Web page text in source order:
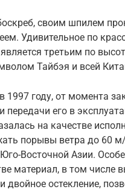
своим шпилем
Удивительное по
третьим по
Тайбэя и всей
1997 году, от момента
его в
на качестве
порывы ветра до 60
Восточной Азии.
материал, в том числе
остекление,